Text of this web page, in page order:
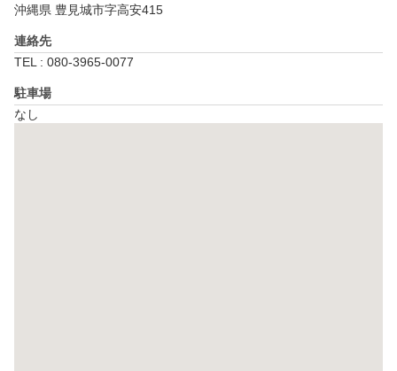
沖縄県 豊見城市字高安415
連絡先
TEL : 080-3965-0077
駐車場
なし